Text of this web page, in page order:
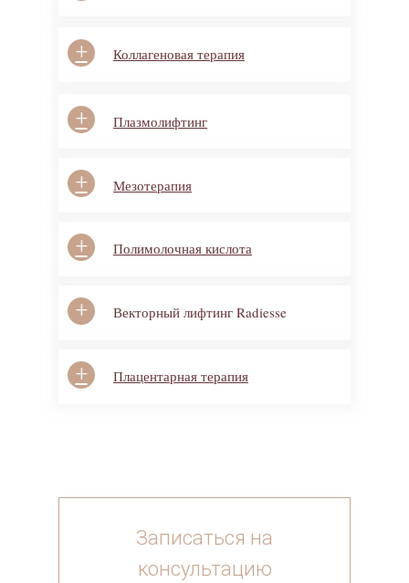
Коллагеновая терапия
+
Плазмолифтинг
+
Мезотерапия
+
Полимолочная кислота
+
Векторный лифтинг Radiesse
+
Плацентарная терапия
+
Записаться на
консультацию